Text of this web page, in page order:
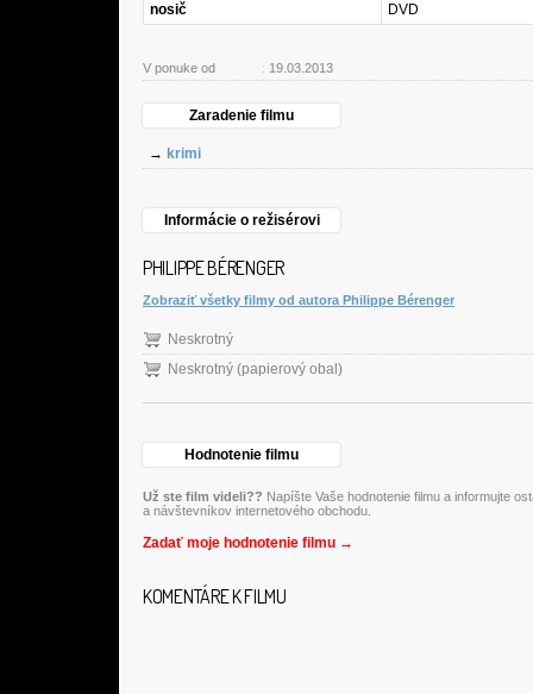
nosič
DVD
V ponuke od : 19.03.2013
Zaradenie filmu
→ krimi
Informácie o režisérovi
PHILIPPE BÉRENGER
Zobraziť všetky filmy od autora Philippe Bérenger
Neskrotný
Neskrotný (papierový obal)
Hodnotenie filmu
Už ste film videli?? Napíšte Vaše hodnotenie filmu a informujte
a návštevníkov internetového obchodu.
Zadať moje hodnotenie filmu →
KOMENTÁRE K FILMU